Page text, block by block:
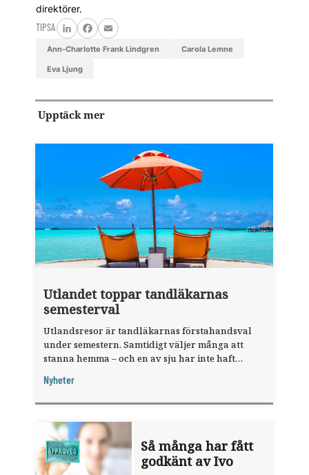
direktörer.
TIPSA
LinkedInFacebook
Email
Ann-Charlotte Frank Lindgren Carola Lemne
Eva Ljung
Upptäck mer
Utlandet toppar tandläkarnas
semesterval
Utlandsresor är tandläkarnas förstahandsval
under semestern. Samtidigt väljer många att
stanna hemma – och en av sju har inte haft
fråga".
Nyheter
Så många har fått
godkänt av Ivo